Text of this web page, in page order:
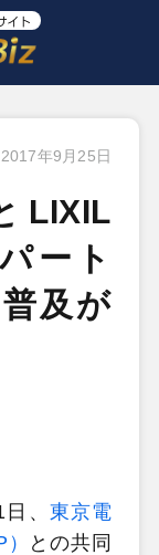
2017年9月25日
LIXIL
ート
及が
、 東京電
との共同